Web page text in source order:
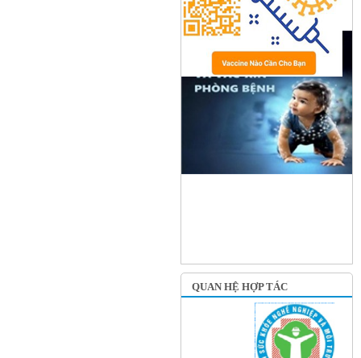
QUAN HỆ HỢP TÁC